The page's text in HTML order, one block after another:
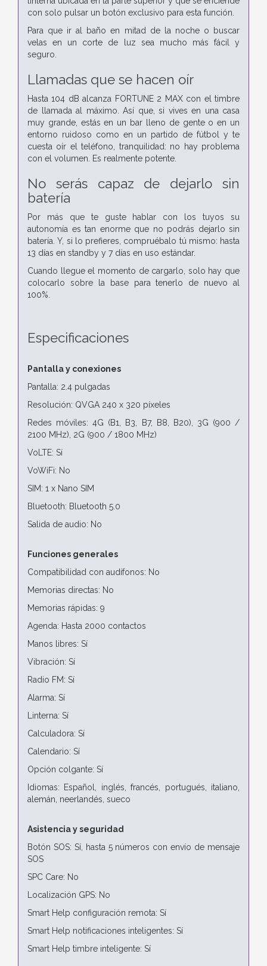
con solo pulsar un botón exclusivo para esta función.
Para que ir al baño en mitad de la noche o buscar
velas en un corte de luz sea mucho más fácil y
seguro.
Llamadas que se hacen oír
Hasta 104 dB alcanza FORTUNE 2 MAX con el timbre
de llamada al máximo. Así que, si vives en una casa
muy grande, estás en un bar lleno de gente o en un
entorno ruidoso como en un partido de fútbol y te
cuesta oír el teléfono, tranquilidad: no hay problema
con el volumen. Es realmente potente.
No serás capaz de dejarlo sin
batería
Por más que te guste hablar con los tuyos su
autonomía es tan enorme que no podrás dejarlo sin
batería. Y, si lo prefieres, compruébalo tú mismo: hasta
13 días en standby y 7 días en uso estándar.
Cuando llegue el momento de cargarlo, solo hay que
colocarlo sobre la base para tenerlo de nuevo al
100%.
Especificaciones
Pantalla y conexiones
Pantalla: 2.4 pulgadas
Resolución: QVGA 240 x 320 píxeles
Redes móviles: 4G (B1, B3, B7, B8, B20), 3G (900 /
2100 MHz), 2G (900 / 1800 MHz)
VoLTE: Sí
VoWiFi: No
SIM: 1 x Nano SIM
Bluetooth: Bluetooth 5.0
Salida de audio: No
Funciones generales
Compatibilidad con audífonos: No
Memorias directas: No
Memorias rápidas: 9
Agenda: Hasta 2000 contactos
Manos libres: Sí
Vibración: Sí
Radio FM: Sí
Alarma: Sí
Linterna: Sí
Calculadora: Sí
Calendario: Sí
Opción colgante: Sí
Idiomas: Español, inglés, francés, portugués, italiano,
alemán, neerlandés, sueco
Asistencia y seguridad
Botón SOS: Sí, hasta 5 números con envío de mensaje
SOS
SPC Care: No
Localización GPS: No
Smart Help configuración remota: Sí
Smart Help notificaciones inteligentes: Sí
Smart Help timbre inteligente: Sí